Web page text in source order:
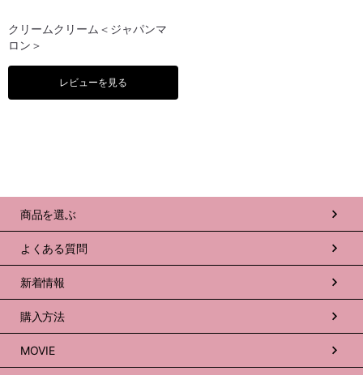
クリームクリーム＜ジャパンマ
ロン＞
レビューを見る
商品を選ぶ
よくある質問
新着情報
購入方法
MOVIE